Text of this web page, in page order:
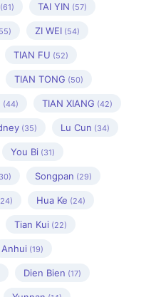
(61) TAI YIN (57)
ZI WEI (54)
TIAN FU (52)
TIAN TONG (50)
(44) TIAN XIANG (42)
(35) Lu Cun (34)
You Bi (31)
Songpan (29)
Hua Ke (24)
Tian Kui (22)
Anhui (19)
Dien Bien (17)